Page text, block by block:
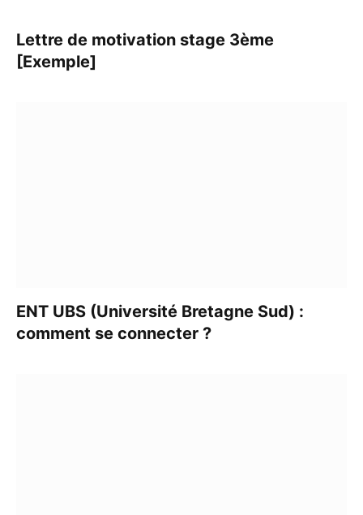
Lettre de motivation stage 3ème
[Exemple]
ENT UBS (Université Bretagne Sud) :
comment se connecter ?